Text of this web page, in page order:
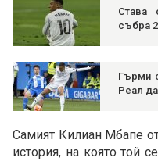
Става
събра
Гърми
Реал
Самият Килиан Мбапе
история, на която той